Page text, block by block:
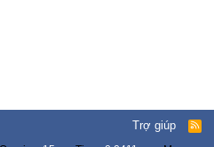
Trợ giúp
R